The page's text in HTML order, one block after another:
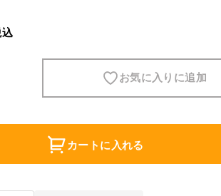
スキン
お気に入りに追加
カートに入れる